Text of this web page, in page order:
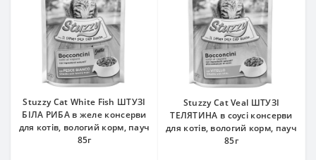
Stuzzy Cat White Fish ШТУЗІ
БІЛА РИБА в желе консерви
для котів, вологий корм, пауч
85г
Stuzzy Cat Veal ШТУЗІ
ТЕЛЯТИНА в соусі консерви
для котів, вологий корм, пауч
85г